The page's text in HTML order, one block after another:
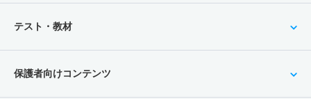
テスト・教材
保護者向けコンテンツ